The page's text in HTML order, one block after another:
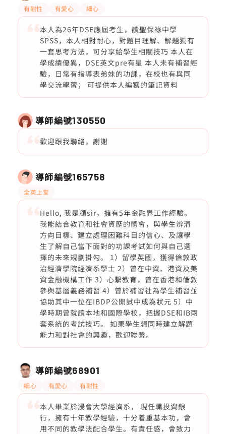
有耐性 有愛心 細心
本人為26年DSE應屆考生，讀聖保祿中學
SPSS，本人相對耐心，對題目理解、解題獨有
一套思考方法，可分享給學生相關技巧 本人在
學成績優異，DSE英文pre有星 本人未有補習經
驗，日常有指導表弟妹的功課，在校也有與同
學交流學習； 可提供本人編寫的筆記資料
導師編號130550
歡迎跟我聯絡，謝謝
導師編號165758
全英上堂
Hello, 我是顧sir，擁有5年金融界工作經驗。
我能結合教育和社會資歷的體會，與學生辨清
方向目標、建立處理困難科目的信心、及讓學
生了解自己當下面對的功課考試如何與自己選
擇的未來規劃掛勾。 1）留學英國，獲得倫敦政
治經濟學院經濟系學士 2）曾在中資、港資及美
資金融機構工作 3）心繫教育，曾在香港和倫敦
參與基層義務補習 4）曾於補習社為學生補習並
協助其中一位在IBDP公開試中成為狀元 5）中
學時期曾就讀本地和國際學校，把握DSE和IB兩
套系統的考試技巧。 如果學生想同時建立解題
能力和對社會的興趣，歡迎聯繫。
導師編號68901
細心 有愛心 有耐性
本人畢業於浸會大學經濟系， 現任職投資銀
行，擁有十年教學經驗，十分着重基本功，會
用不同的教學法配合學生。有責任感，會致力